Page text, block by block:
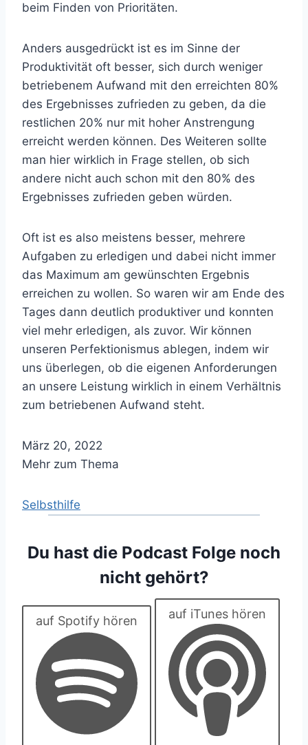
beim Finden von Prioritäten.
Anders ausgedrückt ist es im Sinne der
Produktivität oft besser, sich durch weniger
betriebenem Aufwand mit den erreichten 80%
des Ergebnisses zufrieden zu geben, da die
restlichen 20% nur mit hoher Anstrengung
erreicht werden können. Des Weiteren sollte
man hier wirklich in Frage stellen, ob sich
andere nicht auch schon mit den 80% des
Ergebnisses zufrieden geben würden.
Oft ist es also meistens besser, mehrere
Aufgaben zu erledigen und dabei nicht immer
das Maximum am gewünschten Ergebnis
erreichen zu wollen. So waren wir am Ende des
Tages dann deutlich produktiver und konnten
viel mehr erledigen, als zuvor. Wir können
unseren Perfektionismus ablegen, indem wir
uns überlegen, ob die eigenen Anforderungen
an unsere Leistung wirklich in einem Verhältnis
zum betriebenen Aufwand steht.
März 20, 2022
Mehr zum Thema
Selbsthilfe
Du hast die Podcast Folge noch
nicht gehört?
auf Spotify hören auf iTunes hören